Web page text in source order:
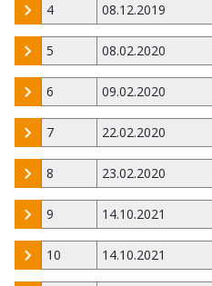
4 08.12.2019
5 08.02.2020
6 09.02.2020
7 22.02.2020
8 23.02.2020
9 14.10.2021
10 14.10.2021